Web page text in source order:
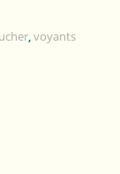
,voyants